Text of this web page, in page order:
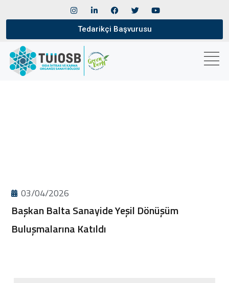
Tedarikçi Başvurusu
03/04/2026
Başkan Balta Sanayide Yeşil Dönüşüm
Buluşmalarına Katıldı